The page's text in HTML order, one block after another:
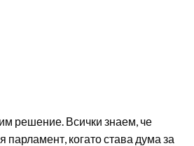
решение. Всички знаем, че
когато става дума за